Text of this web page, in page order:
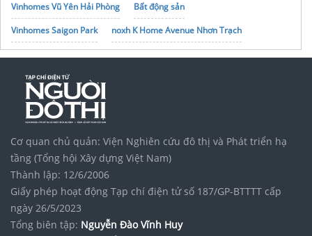
Vinhomes Vũ Yên Hải Phòng
Bất động sản
Vinhomes Saigon Park
noxh K Home Avenue Nhơn Trạch
Tập đoàn Bcons Group
Cơ quan chủ quản: Viện Nghiên cứu đô thị và Phát triển hạ
tầng (Tổng hội Xây dựng Việt Nam)
Thành lập: 12/6/2006
Giấy phép hoạt động Tạp chí điện tử số 187/GP-BTTTT cấp
ngày 26/5/2023
Tổng biên tập: Nguyễn Đào Vĩnh Huy